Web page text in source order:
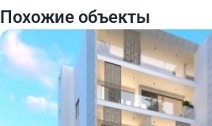
Похожие объекты